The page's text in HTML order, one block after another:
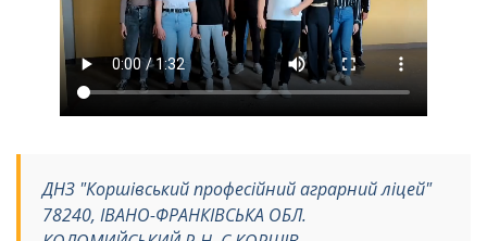
ДНЗ "Коршівський професійний аграрний ліцей"
78240, ІВАНО-ФРАНКІВСЬКА ОБЛ.